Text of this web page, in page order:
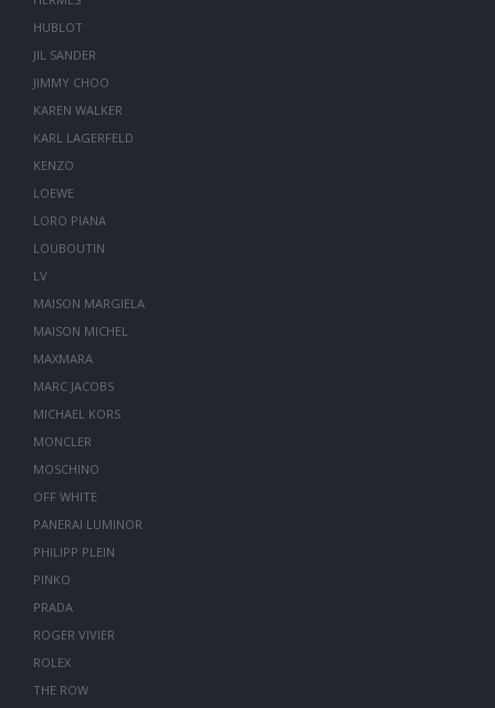
HUBLOT
JIL SANDER
JIMMY CHOO
KAREN WALKER
KARL LAGERFELD
KENZO
LOEWE
LORO PIANA
LOUBOUTIN
LV
MAISON MARGIELA
MAISON MICHEL
MAXMARA
MARC JACOBS
MICHAEL KORS
MONCLER
MOSCHINO
OFF WHITE
PANERAI LUMINOR
PHILIPP PLEIN
PINKO
PRADA
ROGER VIVIER
ROLEX
THE ROW